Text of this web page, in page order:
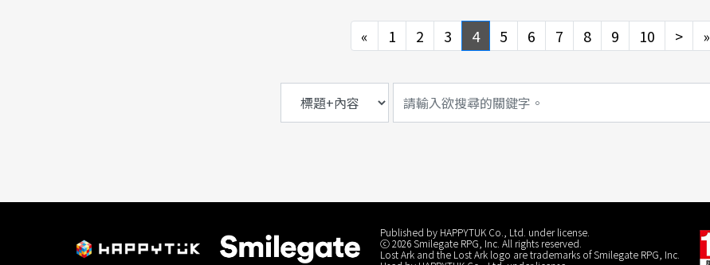
« Previous
1 2 3 4 5 6 7 8 9 10 >Next
»
Published by HAPPYTUK Co., Ltd. under license.
ⓒ 2026 Smilegate RPG, Inc. All rights reserved.
Lost Ark and the Lost Ark logo are trademarks of Smilegate RPG, Inc.